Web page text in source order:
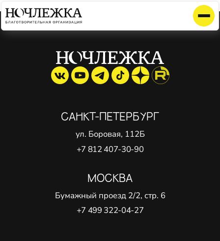
Элемент не найден!
САНКТ-ПЕТЕРБУРГ
ул. Боровая, 112Б
+7 812 407-30-90
МОСКВА
Бумажный проезд 2/2, стр. 6
+7 499 322-04-27